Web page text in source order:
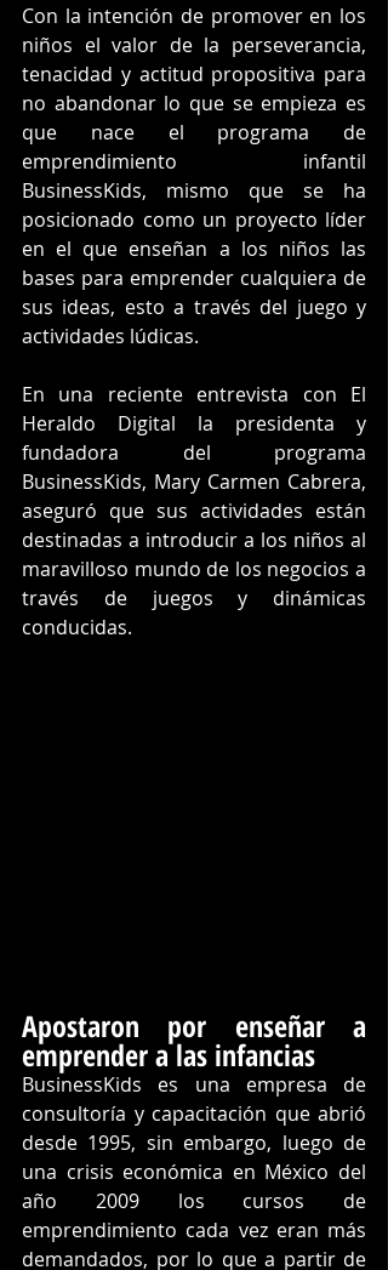
Con la intención de promover en los
niños el valor de la perseverancia,
tenacidad y actitud propositiva para
no abandonar lo que se empieza es
que nace el programa de
emprendimiento infantil
BusinessKids, mismo que se ha
posicionado como un proyecto líder
en el que enseñan a los niños las
bases para emprender cualquiera de
sus ideas, esto a través del juego y
actividades lúdicas.
En una reciente entrevista con El
Heraldo Digital la presidenta y
fundadora del programa
BusinessKids, Mary Carmen Cabrera,
aseguró que sus actividades están
destinadas a introducir a los niños al
maravilloso mundo de los negocios a
través de juegos y dinámicas
conducidas.
Apostaron por enseñar a
emprender a las infancias
BusinessKids es una empresa de
consultoría y capacitación que abrió
desde 1995, sin embargo, luego de
una crisis económica en México del
año 2009 los cursos de
emprendimiento cada vez eran más
demandados, por lo que a partir de